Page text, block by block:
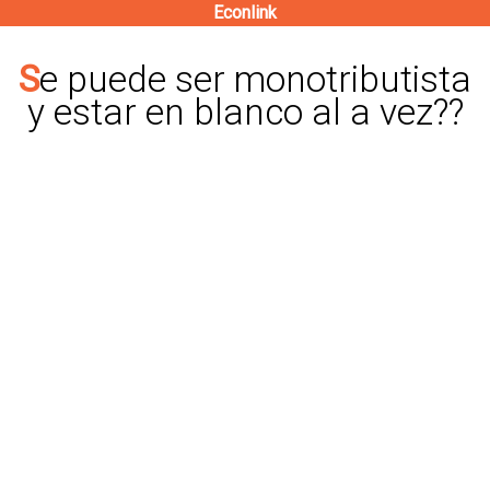
contenido
principal
Econlink
Se puede ser monotributista
y estar en blanco al a vez??